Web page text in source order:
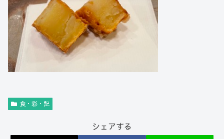
食・彩・記
シェアする